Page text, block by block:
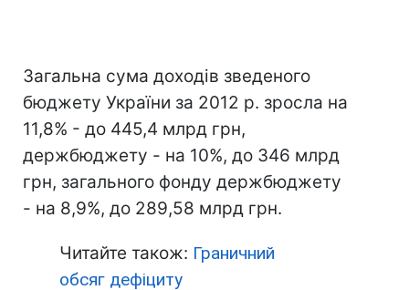
Загальна сума доходів зведеного
бюджету України за 2012 р. зросла на
11,8% - до 445,4 млрд грн,
держбюджету - на 10%, до 346 млрд
грн, загального фонду держбюджету
- на 8,9%, до 289,58 млрд грн.
Читайте також: Граничний
обсяг дефіциту